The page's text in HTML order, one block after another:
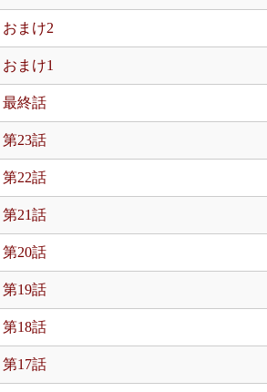
おまけ2
おまけ1
最終話
第23話
第22話
第21話
第20話
第19話
第18話
第17話